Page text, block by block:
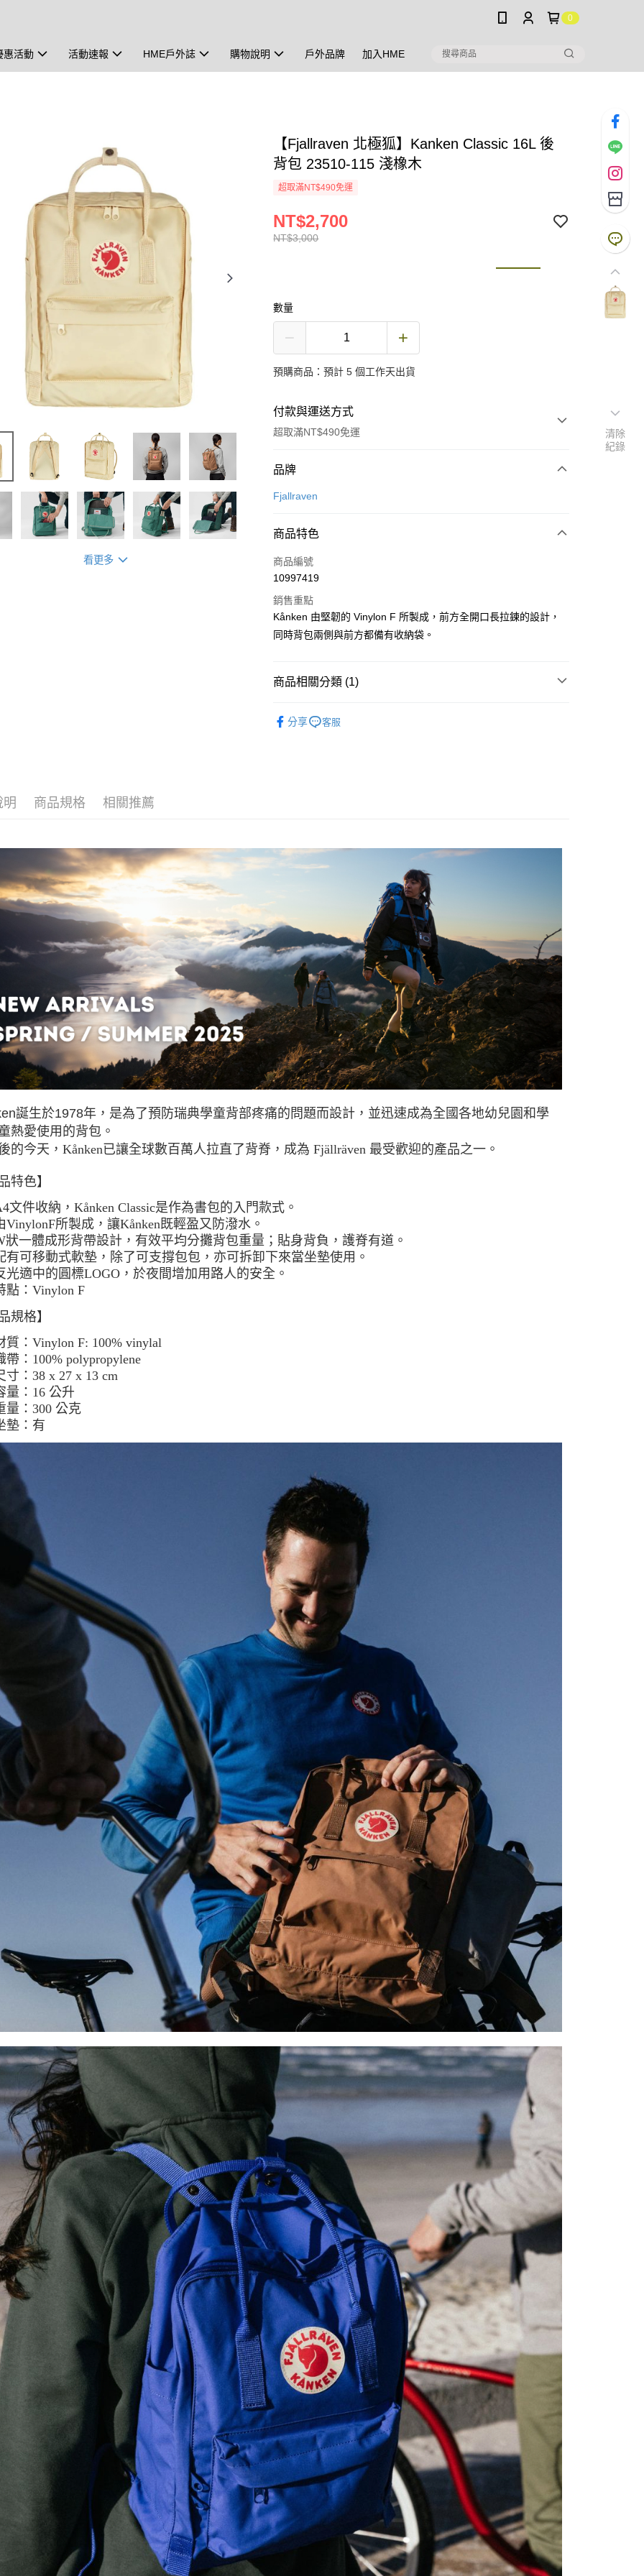
0
惠活動 活動速報 HME戶外誌 購物說明 戶外品牌 加入HME
看更多
【Fjallraven 北極狐】Kanken Classic 16L 後
背包 23510-115 淺橡木
超取滿NT$490免運
NT$3,000
NT$2,700
數量
預購商品：預計 5 個工作天出貨
付款與運送方式
超取滿NT$490免運
付款方式
信用卡一次付款
合作金庫商業銀行
華南商業銀行
上海商業儲蓄銀行
國泰世華商業銀行
兆豐國際商業銀行
臺灣中小企業銀行
元大商業銀行
玉山商業銀行
台灣樂天信用卡公司
超商取貨付款
LINE Pay
Apple Pay
全家取貨付款
付款後7-11取貨
每筆NT$60，滿NT$490(含以上)免運費
每筆NT$80，滿NT$490(含以上)免運費
離島宅配
每筆NT$80，滿NT$490(含以上)免運費
付款後門市自取
免運費
品牌
Fjallraven
商品特色
商品編號
10997419
銷售重點
Kånken 由堅韌的 Vinylon F 所製成，前方全開口長拉鍊的設計，
同時背包兩側與前方都備有收納袋。
商品相關分類 (1)
分享
客服
明 商品規格 相關推薦
誕生於1978年，是為了預防瑞典學童背部疼痛的問題而設計，並迅速成為全國各地幼兒園和學
熱愛使用的背包。
的今天，Kånken已讓全球數百萬人拉直了背脊，成為 Fjällräven 最受歡迎的產品之一。
特色】
文件收納，Kånken Classic是作為書包的入門款式。
VinylonF所製成，讓Kånken既輕盈又防潑水。
狀一體成形背帶設計，有效平均分攤背包重量；貼身背負，護脊有道。
有可移動式軟墊，除了可支撐包包，亦可拆卸下來當坐墊使用。
光適中的圓標LOGO，於夜間增加用路人的安全。
點：Vinylon F
規格】
質：Vinylon F: 100% vinylal
帶：100% polypropylene
寸：38 x 27 x 13 cm
量：16 公升
量：300 公克
墊：有
清除
紀錄